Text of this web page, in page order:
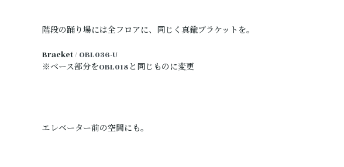
階段の踊り場には全フロアに、同じく真鍮ブラケットを。
Bracket / OBL036-U
※ベース部分をOBL018 と同じものに変更
エレベーター前の空間にも。